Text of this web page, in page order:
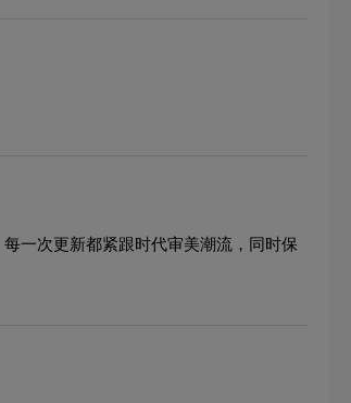
一次更新都紧跟时代审美潮流，同时保